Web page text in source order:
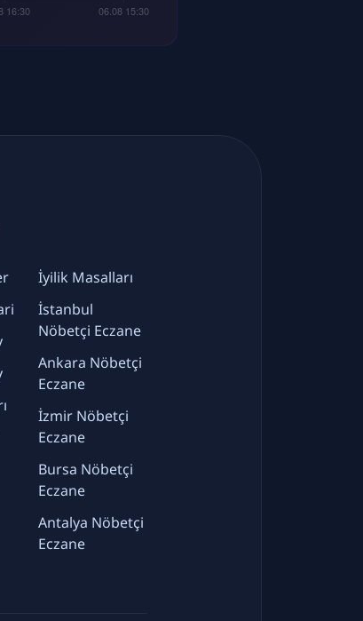
İyilik Masalları
İstanbul
Nöbetçi Eczane
Ankara Nöbetçi
Eczane
İzmir Nöbetçi
Eczane
Bursa Nöbetçi
Eczane
Antalya Nöbetçi
Eczane